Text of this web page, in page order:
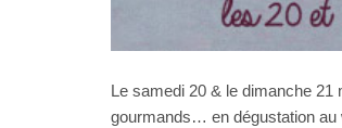
Le samedi 20 & le dimanche
gourmands… en dégustation